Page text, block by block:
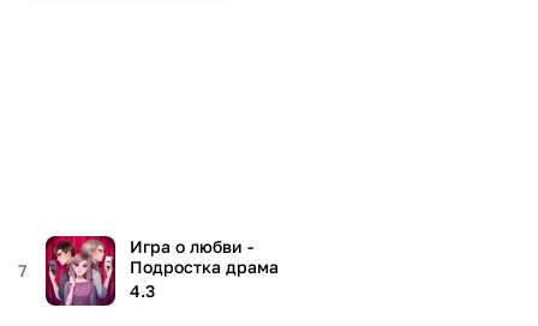
7
Игра о любви -
Подростка драма
4.3